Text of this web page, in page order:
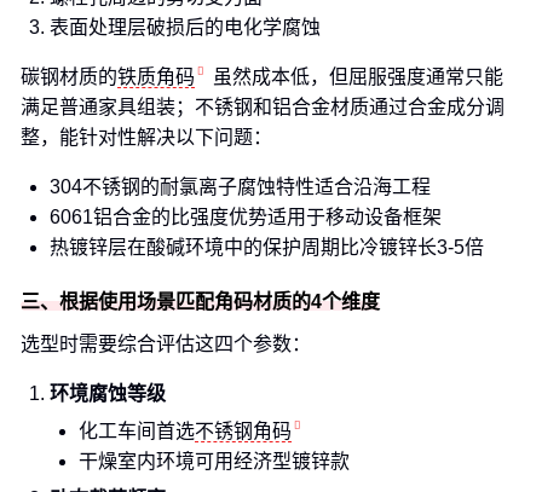
表面处理层破损后的电化学腐蚀
碳钢材质的铁质角码
虽然成本低，但屈服强度通常只能
满足普通家具组装；不锈钢和铝合金材质通过合金成分调
整，能针对性解决以下问题：
304不锈钢的耐氯离子腐蚀特性适合沿海工程
6061铝合金的比强度优势适用于移动设备框架
热镀锌层在酸碱环境中的保护周期比冷镀锌长3-5倍
三、根据使用场景匹配角码材质的4个维度
选型时需要综合评估这四个参数：
环境腐蚀等级
化工车间首选不锈钢角码
干燥室内环境可用经济型镀锌款